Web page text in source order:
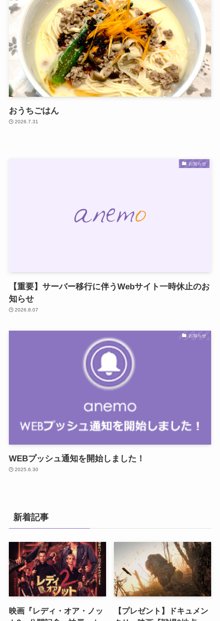
おうちごはん
2026.7.31
お知らせ
【重要】サーバー移行に伴うWebサイト一時休止のお
知らせ
2026.8.07
お知らせ
WEBプッシュ通知を開始しました！
2025.6.30
新着記事
映画『レディ・オア・ノッ
【プレゼント】ドキュメン